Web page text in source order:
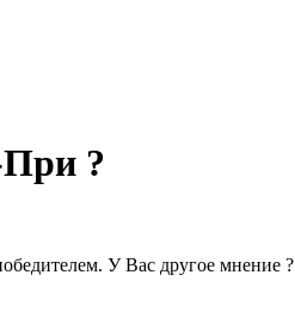
?
У Вас другое мнение ?